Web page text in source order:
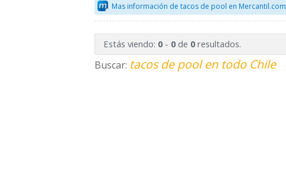
Mas información de tacos de pool en Mercantil.com
Estás viendo: 0- 0de 0resultados.
Buscar: tacos de pool en todo Chile